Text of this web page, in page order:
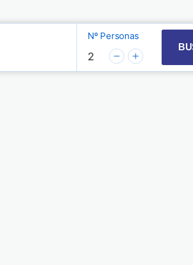
key to interact with the calendar
down arrow key to interact with
Nº Personas
2